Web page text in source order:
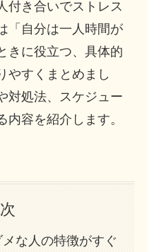
付き合いでストレス
「自分は一人時間が
きに役立つ、具体的
やすくまとめまし
対処法、スケジュー
容を紹介します。
な人の特徴がすぐ